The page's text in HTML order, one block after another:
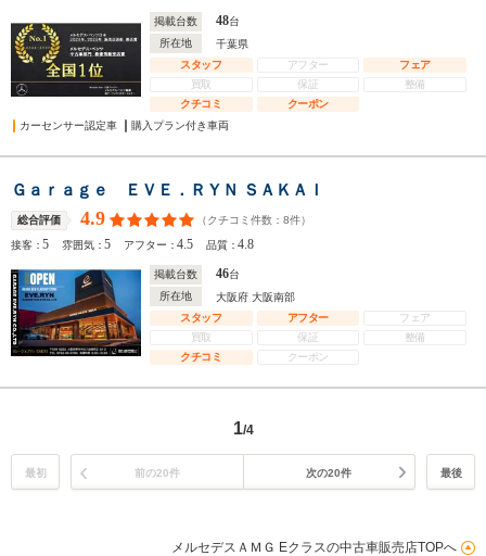
掲載台数 48台
所在地
千葉県
スタッフ
アフター
フェア
買取
保証
整備
クチコミ
クーポン
カーセンサー認定車
購入プラン付き車両
Ｇａｒａｇｅ ＥＶＥ．ＲＹＮ ＳＡＫＡＩ
総合評価 4.9 （クチコミ件数： 8件）
接客：5 雰囲気：5 アフター：4.5 品質：4.8
掲載台数 46台
所在地
大阪府 大阪南部
スタッフ
アフター
フェア
買取
保証
整備
クチコミ
クーポン
1/4
最初 前の20件 次の20件 最後
メルセデスＡＭＧ Eクラスの中古車販売店TOPへ